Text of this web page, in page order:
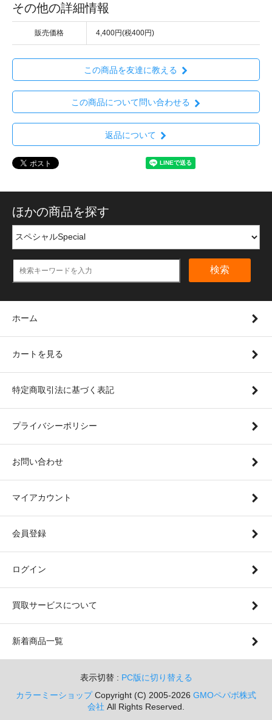
その他の詳細情報
販売価格 4,400円(税400円)
この商品を友達に教える
この商品について問い合わせる
返品について
ほかの商品を探す
検索
ホーム
カートを見る
特定商取引法に基づく表記
プライバシーポリシー
お問い合わせ
マイアカウント
会員登録
ログイン
買取サービスについて
新着商品一覧
表示切替 : PC版に切り替える
カラーミーショップCopyright (C) 2005-2026 GMOペパボ株式
会社 All Rights Reserved.